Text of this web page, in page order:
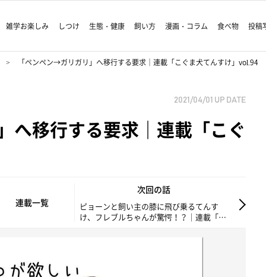
雑学お楽しみ しつけ 生態・健康 飼い方 漫画・コラム 食べ物 投稿
「ペンペン→ガリガリ」へ移行する要求｜連載「こぐま犬てんすけ」vol.94
2021/04/01 UP DATE
移行する要求｜連載「こぐ
連載一覧
次回の話
ピョーンと飼い主の膝に飛び乗るてんす
け、フレブルちゃんが驚愕！？｜連載「こ